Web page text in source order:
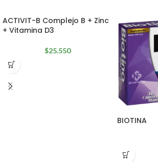
ACTIVIT-B Complejo B + Zinc
+ Vitamina D3
$25.550
BIOTINA